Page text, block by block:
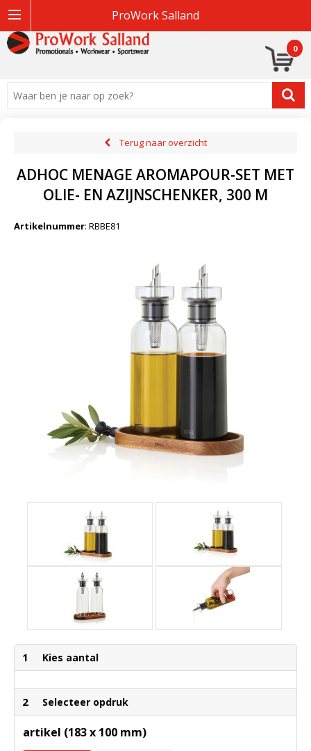
ProWork Salland
0
Terug naar overzicht
ADHOC MENAGE AROMAPOUR-SET MET
OLIE- EN AZIJNSCHENKER, 300 M
Artikelnummer: RBBE81
1 Kies aantal
2 Selecteer opdruk
artikel (183 x 100 mm)